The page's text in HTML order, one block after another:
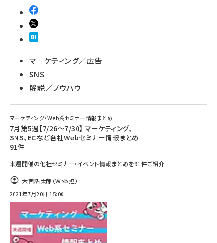
マーケティング／広告
SNS
解説／ノウハウ
マーケティング・Web系セミナー情報まとめ
7月第5週【7/26～7/30】 マーケティング、
SNS、ECなど各社Webセミナー情報まとめ
91件
来週開催の他社セミナー・イベント情報まとめを91件ご紹介
大西浩太郎（Web担）
2021年7月20日 15:00